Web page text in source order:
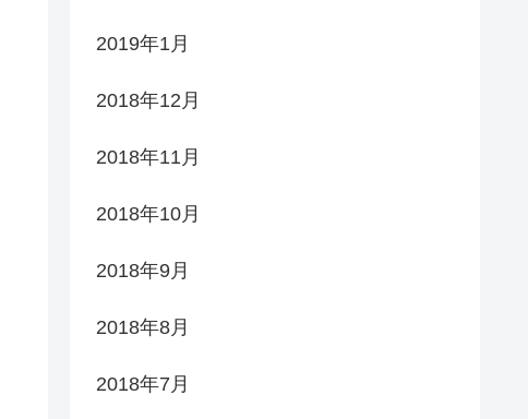
2019年1月
2018年12月
2018年11月
2018年10月
2018年9月
2018年8月
2018年7月